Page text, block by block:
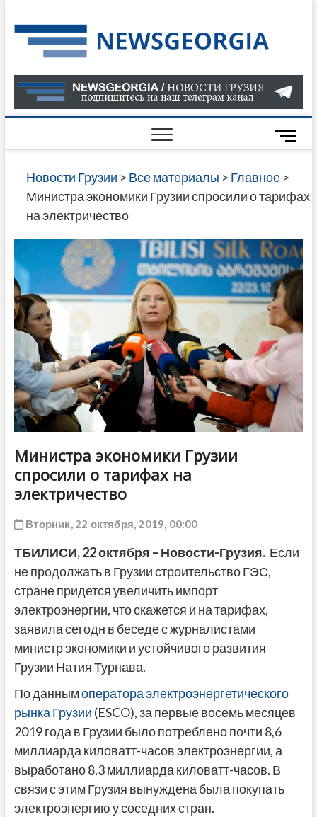
to
content
О
В
ГРУЗИИ
САЙТЕ
M
e
n
u
t
t
o
n
Новости Грузии > Все материалы > Главное>
Министра экономики Грузии спросили о тарифах
на электричество
Министра экономики Грузии
спросили о тарифах на
электричество
Вторник, 22 октября, 2019, 00:00
ТБИЛИСИ,22 октября – Новости-Грузия. Если
не продолжать в Грузии строительство ГЭС,
стране придется увеличить импорт
электроэнергии, что скажется и на тарифах,
заявила сегодн в беседе с журналистами
министр экономики и устойчивого развития
Грузии Натия Турнава.
По даннымоператора электроэнергетического
рынка Грузии (ESCO), за первые восемь месяцев
2019 года в Грузии было потреблено почти 8,6
миллиарда киловатт-часов электроэнергии, а
выработано 8,3 миллиарда киловатт-часов. В
связи с этим Грузия вынуждена была покупать
электроэнергию у соседних стран.